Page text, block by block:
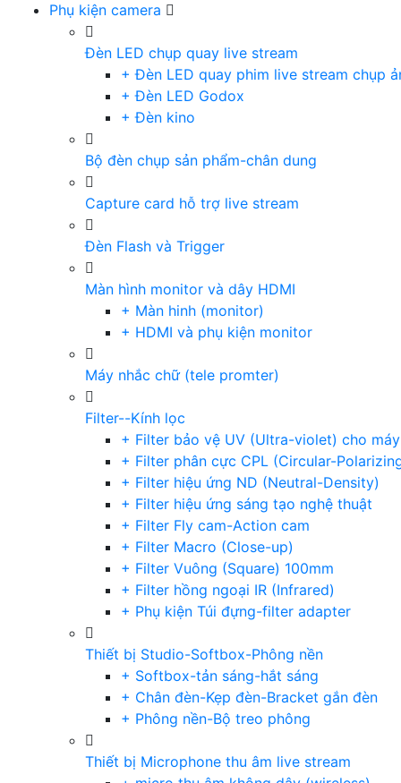
Phụ kiện camera
Đèn LED chụp quay live stream
+ Đèn LED quay phim live stream chụp
+ Đèn LED Godox
+ Đèn kino
Bộ đèn chụp sản phẩm-chân dung
Capture card hỗ trợ live stream
Đèn Flash và Trigger
Màn hình monitor và dây HDMI
+ Màn hinh (monitor)
+ HDMI và phụ kiện monitor
Máy nhắc chữ (tele promter)
Filter--Kính lọc
+ Filter bảo vệ UV (Ultra-violet) cho
+ Filter phân cực CPL (Circular-
+ Filter hiệu ứng ND (Neutral-Density)
+ Filter hiệu ứng sáng tạo nghệ thuật
+ Filter Fly cam-Action cam
+ Filter Macro (Close-up)
+ Filter Vuông (Square) 100mm
+ Filter hồng ngoại IR (Infrared)
+ Phụ kiện Túi đựng-filter adapter
Thiết bị Studio-Softbox-Phông nền
+ Softbox-tản sáng-hắt sáng
+ Chân đèn-Kẹp đèn-Bracket gắn đèn
+ Phông nền-Bộ treo phông
Thiết bị Microphone thu âm live stream